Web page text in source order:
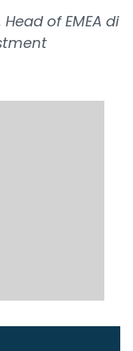
of EMEA di